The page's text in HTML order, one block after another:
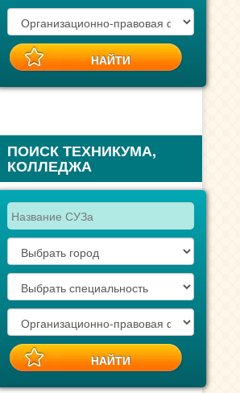
ПОИСК ТЕХНИКУМА,
КОЛЛЕДЖА